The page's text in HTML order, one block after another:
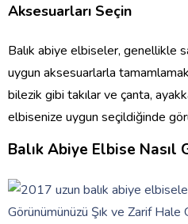
Aksesuarları Seçin
Balık abiye elbiseler, genellikle
uygun aksesuarlarla
bilezik gibi takılar ve çanta,
elbisenize uygun seçildiğinde
Balık Abiye Elbise Nasıl